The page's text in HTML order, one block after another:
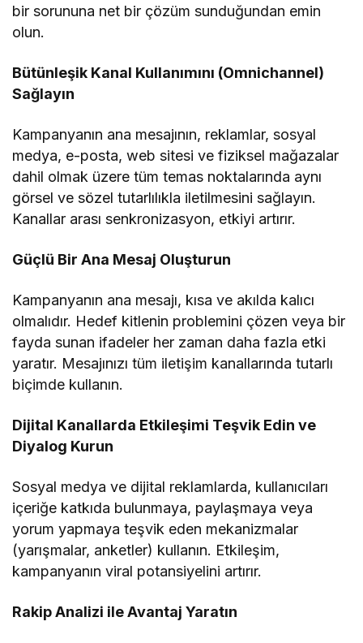
bir sorununa net bir çözüm sunduğundan emin
olun.
Bütünleşik Kanal Kullanımını (Omnichannel)
Sağlayın
Kampanyanın ana mesajının, reklamlar, sosyal
medya, e-posta, web sitesi ve fiziksel mağazalar
dahil olmak üzere tüm temas noktalarında aynı
görsel ve sözel tutarlılıkla iletilmesini sağlayın.
Kanallar arası senkronizasyon, etkiyi artırır.
Güçlü Bir Ana Mesaj Oluşturun
Kampanyanın ana mesajı, kısa ve akılda kalıcı
olmalıdır. Hedef kitlenin problemini çözen veya bir
fayda sunan ifadeler her zaman daha fazla etki
yaratır. Mesajınızı tüm iletişim kanallarında tutarlı
biçimde kullanın.
Dijital Kanallarda Etkileşimi Teşvik Edin ve
Diyalog Kurun
Sosyal medya ve dijital reklamlarda, kullanıcıları
içeriğe katkıda bulunmaya, paylaşmaya veya
yorum yapmaya teşvik eden mekanizmalar
(yarışmalar, anketler) kullanın. Etkileşim,
kampanyanın viral potansiyelini artırır.
Rakip Analizi ile Avantaj Yaratın